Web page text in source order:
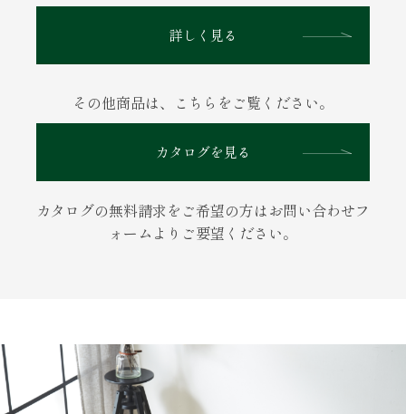
詳しく見る
その他商品は、こちらをご覧ください。
カタログを見る
カタログの無料請求をご希望の方はお問い合わせフ
ォームよりご要望ください。